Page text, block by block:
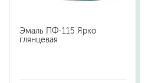
(эффект трещин)
воски, лессировки
Эмаль ПФ-115 Ярко
глянцевая